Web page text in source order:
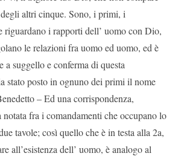
altri cinque. Sono, i primi, i
riguardano i rapporti dell’ uomo con Dio,
le relazioni fra uomo ed uomo, ed è
a suggello e conferma di questa
stato posto in ognuno dei primi il nome
– Ed una corrispondenza,
notata fra i comandamenti che occupano lo
tavole; così quello che è in testa alla 2a,
all’esistenza dell’ uomo, è analogo al